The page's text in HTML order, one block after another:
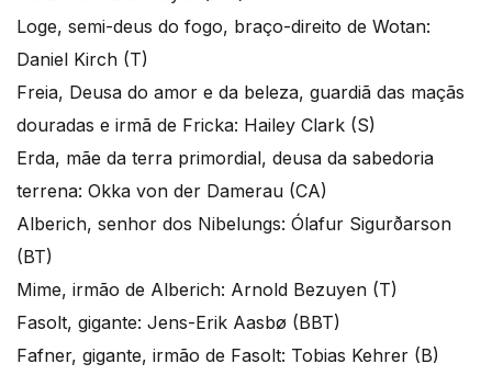
Loge, semi-deus do fogo, braço-direito de Wotan:
Daniel Kirch (T)
Freia, Deusa do amor e da beleza, guardiã das maçãs
douradas e irmã de Fricka: Hailey Clark (S)
Erda, mãe da terra primordial, deusa da sabedoria
terrena: Okka von der Damerau (CA)
Alberich, senhor dos Nibelungs: Ólafur Sigurðarson
(BT)
Mime, irmão de Alberich: Arnold Bezuyen (T)
Fasolt, gigante: Jens-Erik Aasbø (BBT)
Fafner, gigante, irmão de Fasolt: Tobias Kehrer (B)